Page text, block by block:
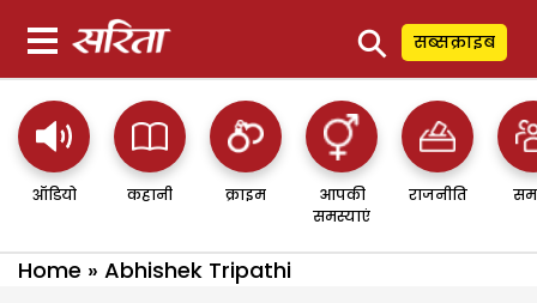
⚲ सब्सक्राइब
ऑडियो कहानी क्राइम
आपकी
समस्याएं
राजनीति
Home » Abhishek Tripathi